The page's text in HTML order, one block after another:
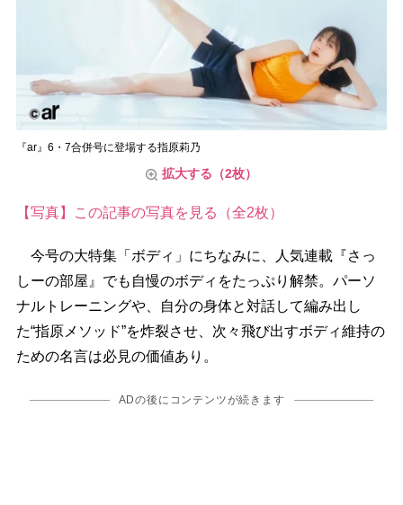
『ar』6・7合併号に登場する指原莉乃
拡大する（2枚）
【写真】この記事の写真を見る（全2枚）
今号の大特集「ボディ」にちなみに、人気連載『さっ
しーの部屋』でも自慢のボディをたっぷり解禁。パーソ
ナルトレーニングや、自分の身体と対話して編み出し
た“指原メソッド”を炸裂させ、次々飛び出すボディ維持の
ための名言は必見の価値あり。
ADの後にコンテンツが続きます